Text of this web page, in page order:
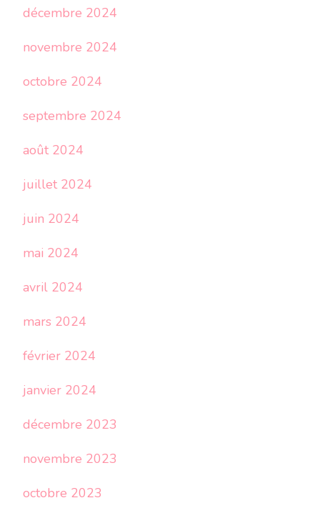
décembre 2024
novembre 2024
octobre 2024
septembre 2024
août 2024
juillet 2024
juin 2024
mai 2024
avril 2024
mars 2024
février 2024
janvier 2024
décembre 2023
novembre 2023
octobre 2023